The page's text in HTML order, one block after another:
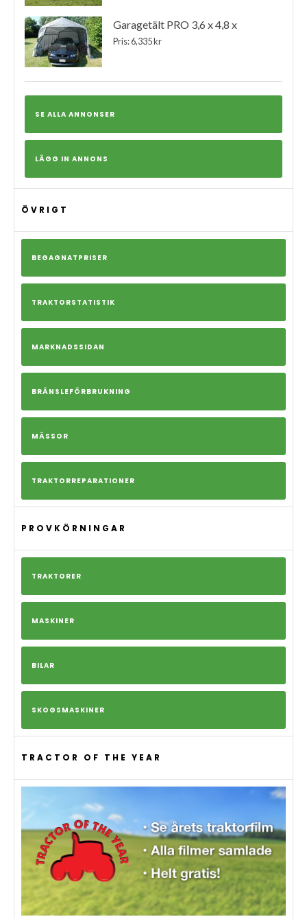
Garagetält PRO 3,6 x 4,8 x
Pris: 6,335 kr
SE ALLA ANNONSER
LÄGG IN ANNONS
ÖVRIGT
BEGAGNATPRISER
TRAKTORSTATISTIK
MARKNADSSIDAN
BRÄNSLEFÖRBRUKNING
MÄSSOR
TRAKTORREPARATIONER
PROVKÖRNINGAR
TRAKTORER
MASKINER
BILAR
SKOGSMASKINER
TRACTOR OF THE YEAR